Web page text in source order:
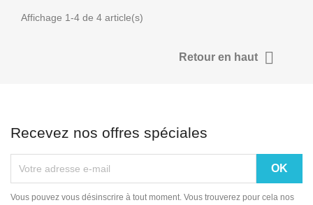
Affichage 1-4 de 4 article(s)
Retour en haut 
Recevez nos offres spéciales
Vous pouvez vous désinscrire à tout moment. Vous trouverez pour cela nos